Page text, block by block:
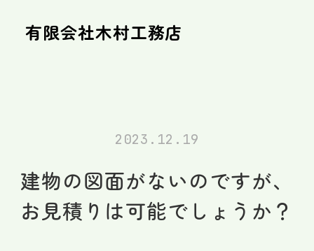
有限会社木村工務店
2023.12.19
建物の図面がないのですが、
お見積りは可能でしょうか？